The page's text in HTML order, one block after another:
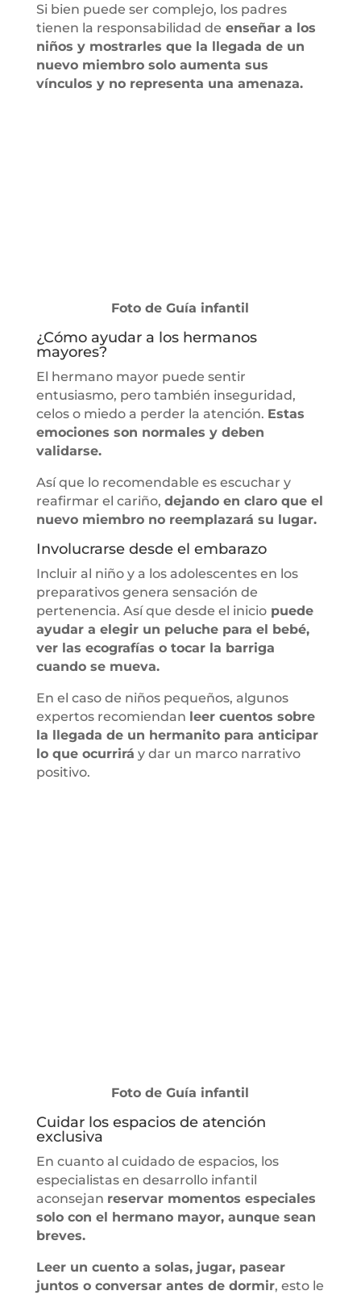
Si bien puede ser complejo, los padres
tienen la responsabilidad de enseñar a los
niños y mostrarles que la llegada de un
nuevo miembro solo aumenta sus
vínculos y no representa una amenaza.
Foto de Guía infantil
¿Cómo ayudar a los hermanos
mayores?
El hermano mayor puede sentir
entusiasmo, pero también inseguridad,
celos o miedo a perder la atención. Estas
emociones son normales y deben
validarse.
Así que lo recomendable es escuchar y
reafirmar el cariño, dejando en claro que el
nuevo miembro no reemplazará su lugar.
Involucrarse desde el embarazo
Incluir al niño y a los adolescentes en los
preparativos genera sensación de
pertenencia. Así que desde el iniciopuede
ayudar a elegir un peluche para el bebé,
ver las ecografías o tocar la barriga
cuando se mueva.
En el caso de niños pequeños, algunos
expertos recomiendan leer cuentos sobre
la llegada de un hermanito para anticipar
lo que ocurrirá y dar un marco narrativo
positivo.
Foto de Guía infantil
Cuidar los espacios de atención
exclusiva
En cuanto al cuidado de espacios, los
especialistas en desarrollo infantil
aconsejan reservar momentos especiales
solo con el hermano mayor, aunque sean
breves.
Leer un cuento a solas, jugar, pasear
juntos o conversar antes de dormir, esto le